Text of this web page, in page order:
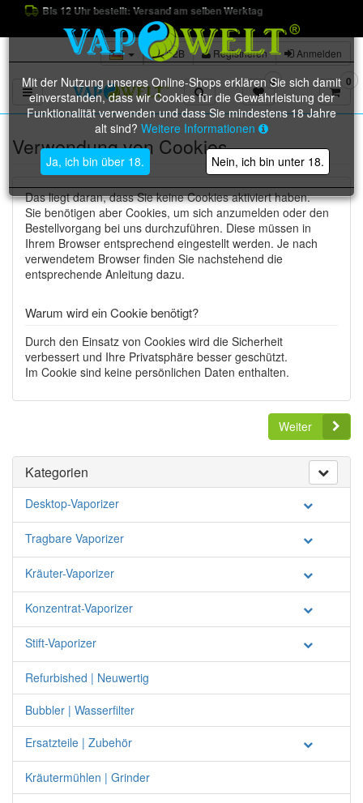
Bis 12 Uhr bestellt: Versand am selben Werktag
B2B Registrieren Anmelden
Toggle navigation
0 0
Mit der Nutzung unseres Online-Shops erklären Sie sich damit
einverstanden, dass wir Cookies für die Gewährleistung der
Funktionalität verwenden und dass Sie mindestens 18 Jahre
alt sind? Weitere Informationen
Ja, ich bin über 18. Nein, ich bin unter 18.
Verwendung von Cookies
Das liegt daran, dass Sie keine Cookies aktiviert haben.
Sie benötigen aber Cookies, um sich anzumelden oder den
Bestellvorgang bei uns durchzuführen. Diese müssen in
Ihrem Browser entsprechend eingestellt werden. Je nach
verwendetem Browser finden Sie nachstehend die
entsprechende Anleitung dazu.
Warum wird ein Cookie benötigt?
Durch den Einsatz von Cookies wird die Sicherheit
verbessert und Ihre Privatsphäre besser geschützt.
Im Cookie sind keine persönlichen Daten enthalten.
Weiter
Kategorien
Desktop-Vaporizer
Tragbare Vaporizer
Kräuter-Vaporizer
Konzentrat-Vaporizer
Stift-Vaporizer
Refurbished | Neuwertig
Bubbler | Wasserfilter
Ersatzteile | Zubehör
Kräutermühlen | Grinder